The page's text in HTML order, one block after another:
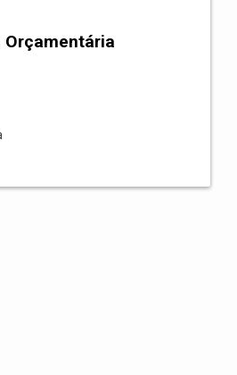
Orçamentária